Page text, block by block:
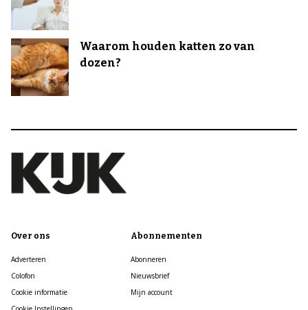
Waarom houden katten zo van
dozen?
Over ons
Adverteren
Colofon
Cookie informatie
Abonnementen
Abonneren
Nieuwsbrief
Mijn account